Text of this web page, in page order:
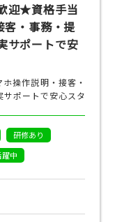
迎★資格手当
・事務・提
サポートで安
操作説明・接客・
ポートで安心スタ
研修あり
躍中